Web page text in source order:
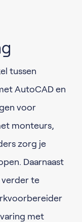
tussen
AutoCAD en
voor
monteurs,
zorg je
Daarnaast
verder te
met